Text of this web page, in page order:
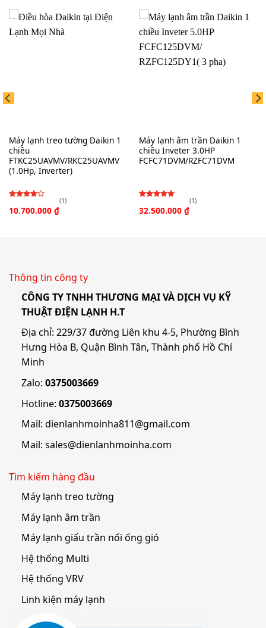
Máy lạnh treo tường Daikin 1
chiều
FTKC25UAVMV/RKC25UAVMV
(1.0Hp, Inverter)
Được
(1)
10.700.000 ₫
Máy lạnh âm trần Daikin 1
chiều Inveter 3.0HP
FCFC71DVM/RZFC71DVM
Được
(1)
32.500.000 ₫
Thông tin công ty
CÔNG TY TNHH THƯƠNG MẠI VÀ DỊCH VỤ KỸ
THUẬT ĐIỆN LẠNH H.T
Địa chỉ: 229/37 đường Liên khu 4-5, Phường Bình
Hưng Hòa B, Quận Bình Tân, Thành phố Hồ Chí
Minh
Zalo: 0375003669
Hotline: 0375003669
Mail: dienlanhmoinha811@gmail.com
Mail: sales@dienlanhmoinha.com
Tìm kiếm hàng đầu
Máy lạnh treo tường
Máy lạnh âm trần
Máy lạnh giấu trần nối ống gió
Hệ thống Multi
Hệ thống VRV
Linh kiện máy lạnh